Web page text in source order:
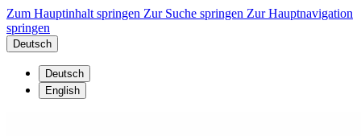
Zum Hauptinhalt springen Zur Suche springen Zur Hauptnavigation
springen
Deutsch
Deutsch
English